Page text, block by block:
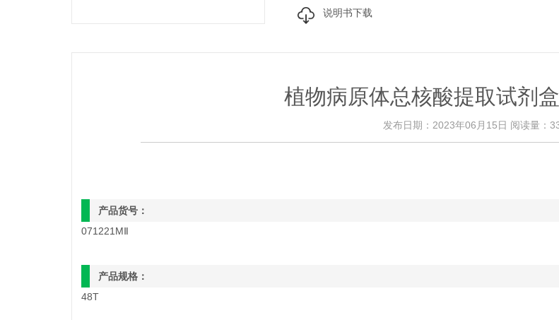
说明书下载
植物病原体总核酸提取试剂盒
发布日期：2023年06月15日 阅读量：
产品货号：
071221MⅡ
产品规格：
48T